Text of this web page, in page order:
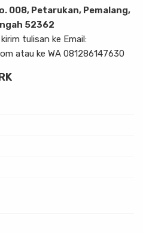
008, Petarukan, Pemalang,
52362
tulisan ke Email:
atau ke WA 081286147630